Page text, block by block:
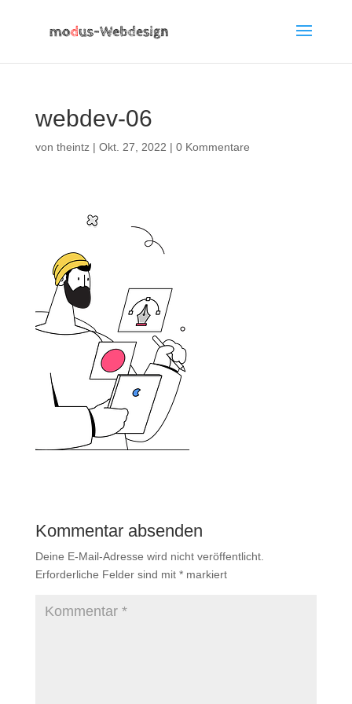
webdev-06
von theintz| Okt. 27, 2022 | 0 Kommentare
Kommentar absenden
Deine E-Mail-Adresse wird nicht veröffentlicht.
Erforderliche Felder sind mit *markiert